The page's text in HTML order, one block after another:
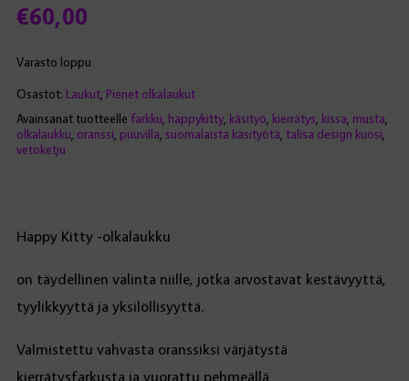
€60,00
Varasto loppu
Osastot: Laukut, Pienet olkalaukut
Avainsanat tuotteelle farkku happykitty, käsityö kierrätys kissa musta
olkalaukku oranssi puuvilla suomalaista käsityötä talisa design kuosi
vetoketju
Happy Kitty -olkalaukku
on täydellinen valinta niille, jotka arvostavat kestävyyttä,
tyylikkyyttä ja yksilöllisyyttä.
Valmistettu vahvasta oranssiksi värjätystä
kierrätysfarkusta ja vuorattu pehmeällä